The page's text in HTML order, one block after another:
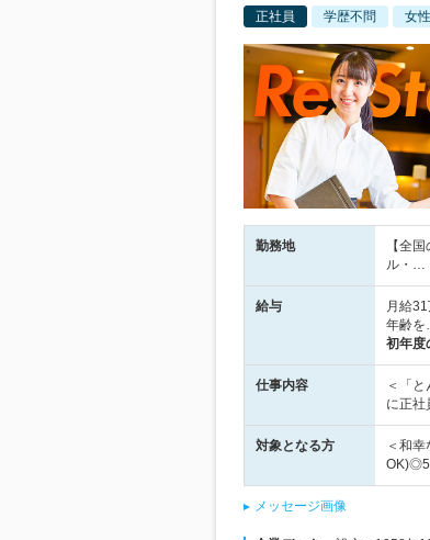
正社員 学歴不問 女
勤務地
【全
ル・…
給与
月給
年齢
初年度
仕事内容
＜「
に正
対象となる方
＜和
OK)◎5
メッセージ画像